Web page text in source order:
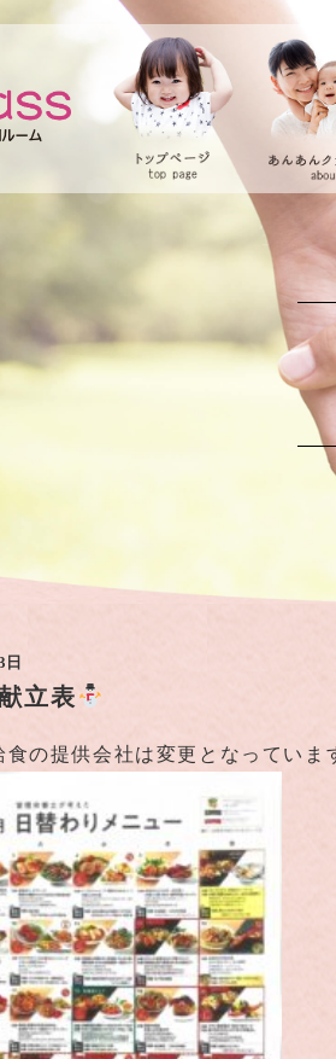
日
立表
食の提供会社は変更となっていま